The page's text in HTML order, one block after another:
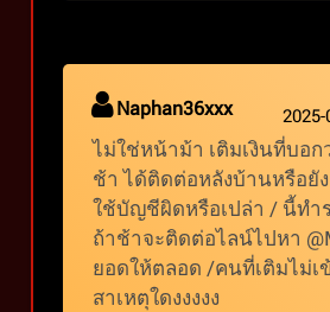
Naphan36xxx
ไม่ใช่หน้าม้า เติมเงินที่บอก
ช้า ได้ติดต่อหลังบ้านหรือยั
ใช้บัญชีผิดหรือเปล่า / นี้ทำ
ถ้าช้าจะติดต่อไลน์ไปหา
ยอดให้ตลอด /คนที่เติมไม่เ
สาเหตุใดงงงงง